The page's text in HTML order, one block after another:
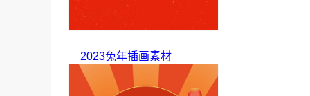
2023兔年插画素材